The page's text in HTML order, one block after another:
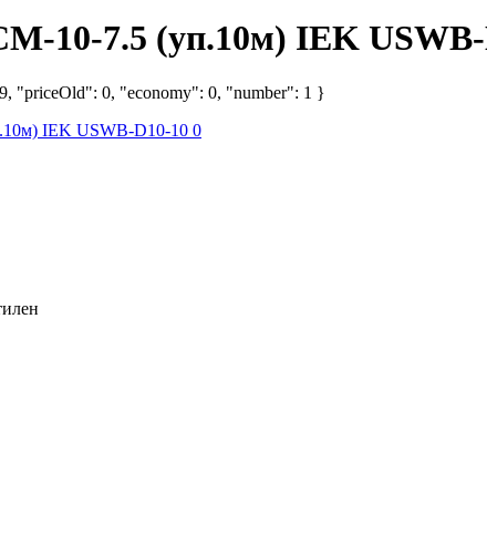
10-7.5 (уп.10м) IEK USWB-
"priceOld": 0, "economy": 0, "number": 1 }